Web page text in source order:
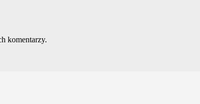
komentarzy.